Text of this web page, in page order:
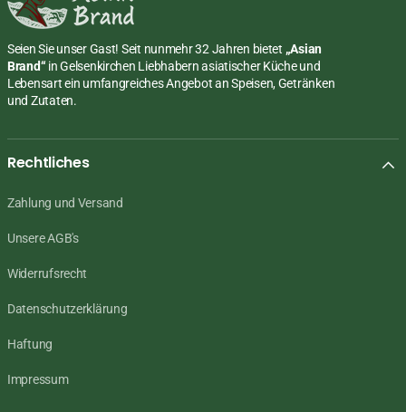
Seien Sie unser Gast! Seit nunmehr 32 Jahren bietet „Asian
Brand“ in Gelsenkirchen Liebhabern asiatischer Küche und
Lebensart ein umfangreiches Angebot an Speisen, Getränken
und Zutaten.
Rechtliches
Zahlung und Versand
Unsere AGB's
Widerrufsrecht
Datenschutzerklärung
Haftung
Impressum